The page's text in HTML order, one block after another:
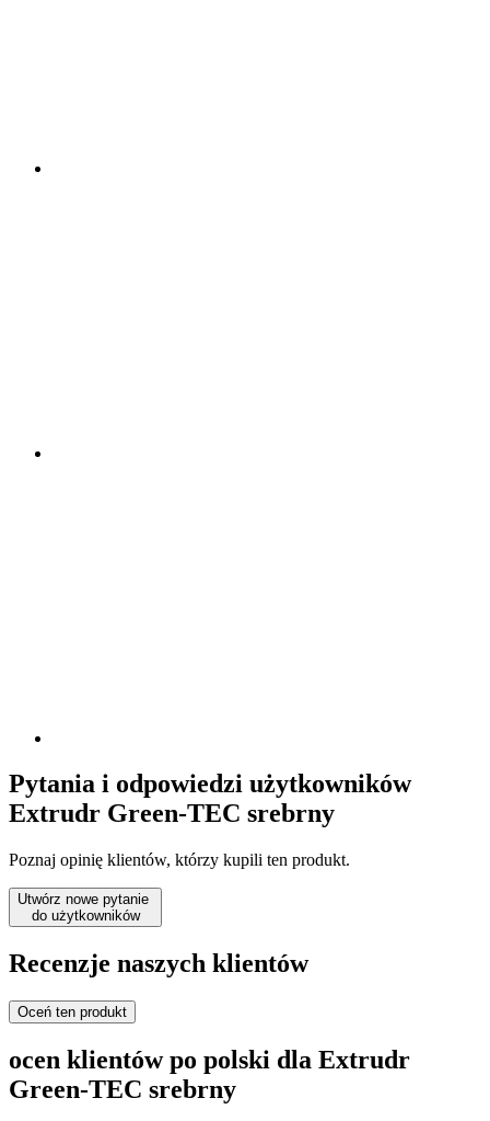
Pytania i odpowiedzi użytkowników
Extrudr Green-TEC srebrny
Poznaj opinię klientów, którzy kupili ten produkt.
Utwórz nowe pytanie
do użytkowników
Recenzje naszych klientów
Oceń ten produkt
ocen klientów po polski dla Extrudr
Green-TEC srebrny